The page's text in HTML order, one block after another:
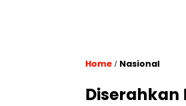
Home / Nasional
Diserahkan